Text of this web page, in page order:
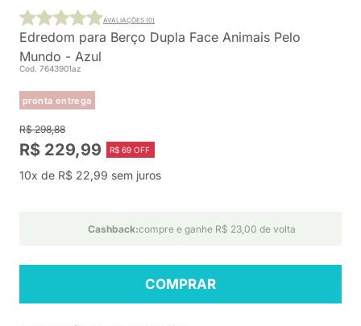
Edredom para Berço Dupla Face Animais Pelo
Mundo - Azul
Cod. 7643901az
pronta entrega
AVALIAÇÕES (0)
R$ 298,88
R$ 229,99 R$ 69 OFF
10x de R$ 22,99 sem juros
Cashback:compre e ganhe R$ 23,00 de volta
COMPRAR